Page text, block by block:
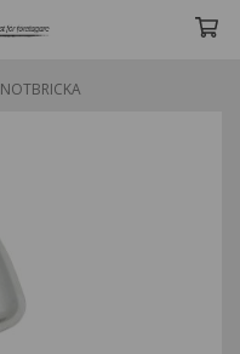
NOTBRICKA